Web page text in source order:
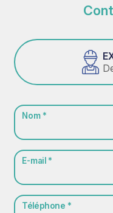
Nom *
E-mail *
Téléphone *